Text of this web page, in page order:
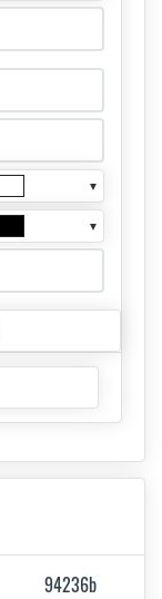
▼
▼
94236b